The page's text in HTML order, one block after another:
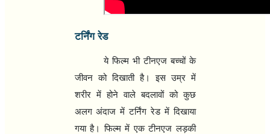
टर्निंग रेड
ये फिल्‍म भी टीनएज बच्‍चों के
जीवन को दिखाती है। इस उम्र में
शरीर में होने वाले बदलावों को कुछ
अलग अंदाज में टर्निंग रेड में दिखाया
गया है। फिल्‍म में एक टीनएज लड़की